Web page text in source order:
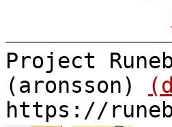
Project
(aronsson)
https://